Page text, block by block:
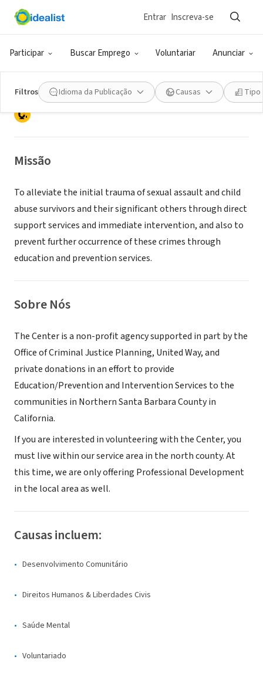
Participar Buscar Emprego Voluntariar Anunciar
Entrar Inscreva-se
Filtros Idioma da Publicação Causas Tipo
ONG (SETOR SOCIAL)
North County Rape Crisis and Child
Protection Center
Lompoc, CA|sbcountyrapecrisis.org/
Missão
To alleviate the initial trauma of sexual assault and child
abuse survivors and their significant others through direct
support services and immediate intervention, and also to
prevent further occurrence of these crimes through
education and prevention services.
Sobre Nós
The Center is a non-profit agency supported in part by the
Office of Criminal Justice Planning, United Way, and
private donations in an effort to provide
Education/Prevention and Intervention Services to the
communities in Northern Santa Barbara County in
California.
If you are interested in volunteering with the Center, you
must live within our service area in the north county. At
this time, we are only offering Professional Development
in the local area as well.
Causas incluem:
Desenvolvimento Comunitário
Direitos Humanos & Liberdades Civis
Saúde Mental
Voluntariado